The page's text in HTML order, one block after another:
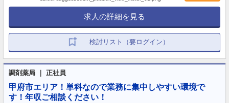
求人の詳細を見る
検討リスト（要ログイン）
調剤薬局 ｜ 正社員
甲府市エリア！単科なので業務に集中しやすい環境で
す！年収ご相談ください！